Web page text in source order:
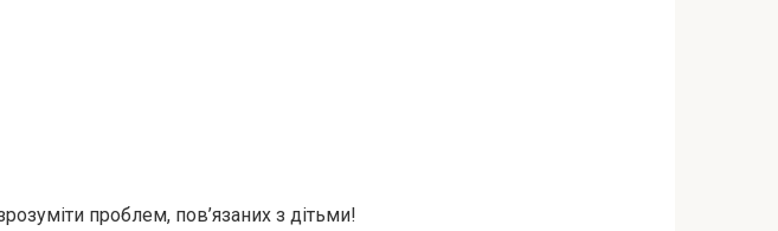
проблем, пов’язаних з дітьми!